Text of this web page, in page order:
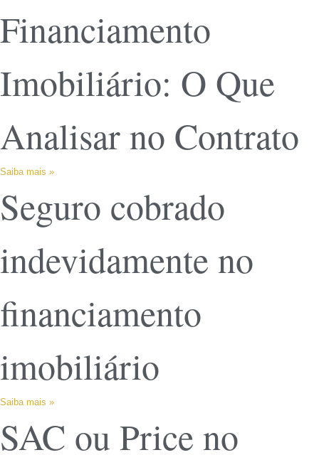
Financiamento
Imobiliário: O Que
Analisar no Contrato
Saiba mais »
Seguro cobrado
indevidamente no
financiamento
imobiliário
Saiba mais »
SAC ou Price no